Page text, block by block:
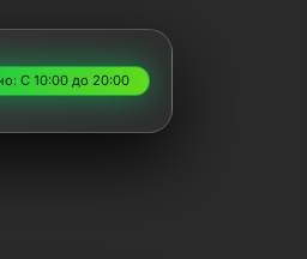
С 10:00 до 20:00